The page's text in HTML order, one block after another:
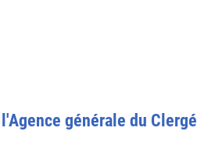
générale du Clergé